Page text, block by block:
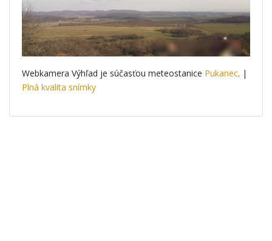
Webkamera Výhľad je súčasťou meteostanice Pukanec. |
Plná kvalita snímky